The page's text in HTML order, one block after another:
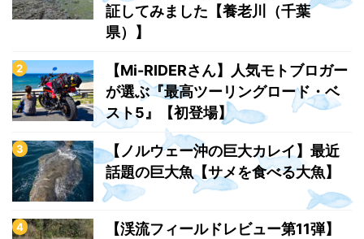
証してみました【養老川（千葉
県）】
【Mi-RIDERさん】人気モトブロガー
が選ぶ『最高ツーリングロード・ベ
スト5』【初登場】
【ノルウェー沖の巨大カレイ】最近
話題の巨大魚【サメを食べる大魚】
【渓流フィールドレビュー第11弾】